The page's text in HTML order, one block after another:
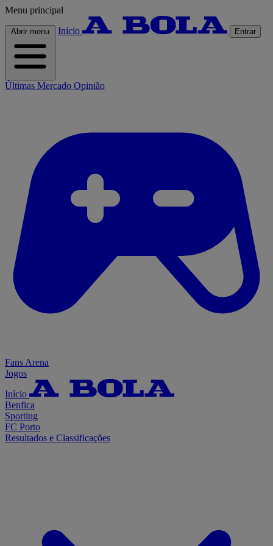
Menu principal
Abrir menu Início Entrar
Últimas Mercado Opinião
Fans Arena
Jogos
Início
Benfica
Sporting
FC Porto
Resultados e Classificações